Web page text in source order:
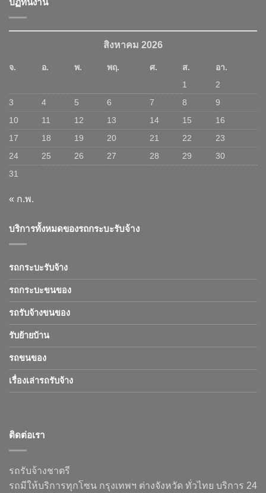
ปฏิทินงาน
สิงหาคม 2026
จ. อ. พ. พฤ. ศ. ส.
อา.
1
2
3
4 5 6 7 8
9
10
11 12 13 14 15
16
17
18 19 20 21 22
23
24
25 26 27 28 29
30
31
« ก.พ.
บริการทั้งหมดของรถกระบะรับจ้าง
รถกระบะรับจ้าง
รถกระบะขนของ
รถรับจ้างขนของ
รับย้ายบ้าน
รถขนของ
เรื่องเล่ารถรับจ้าง
ติดต่อเรา
รถรับจ้างชาตรี
รถมีให้บริการทุกโซน กรุงเทพฯ ต่างจังหวัด ทั่วไทย บริการ 24